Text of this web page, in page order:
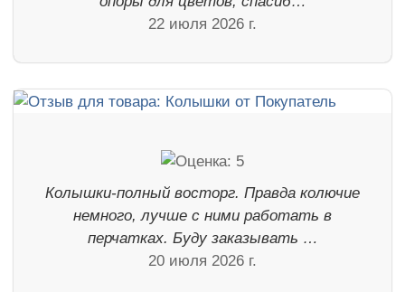
22 июля 2026 г.
Колышки-полный восторг. Правда колючие
немного, лучше с ними работать в
перчатках. Буду заказывать …
20 июля 2026 г.